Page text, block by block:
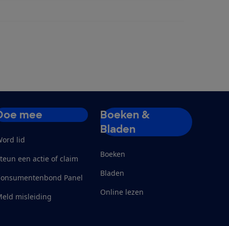
mee
lid
een actie of claim
Panel
misleiding
Boeken &
Bladen
Boeken
Bladen
Online lezen